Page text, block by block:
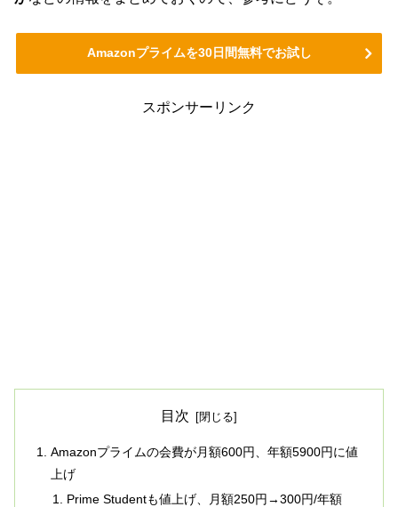
Amazonプライムを30日間無料でお試し
スポンサーリンク
目次
Amazonプライムの会費が月額600円、年額5900円に値
上げ
Prime Studentも値上げ、月額250円→300円/年額